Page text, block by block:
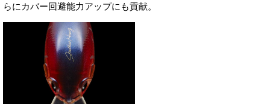
らにカバー回避能力アップにも貢献。